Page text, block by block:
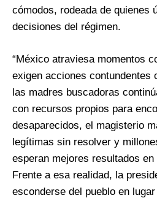
cómodos, rodeada de quienes
decisiones del régimen.
“México atraviesa momentos
exigen acciones contundentes
las madres buscadoras
con recursos propios para
desaparecidos, el magisterio
legítimas sin resolver y
esperan mejores resultados
Frente a esa realidad, la
esconderse del pueblo en